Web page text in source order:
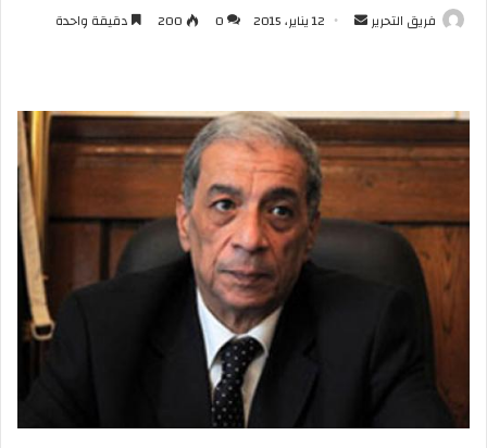
فريق التحرير
أرسل 12 يناير، 2015 0
200 دقيقة واحدة